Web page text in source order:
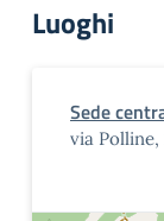
Luoghi
Sede
via Polline,